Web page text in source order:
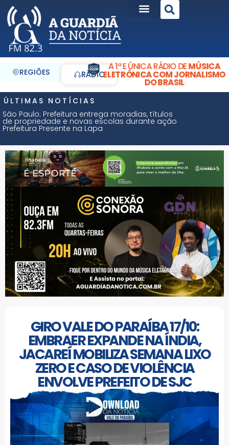
REGIÕES RÁDIO
A 1ª E ÚNICA RÁDIO DEMÚSICA
ELETRÔNICA COM JORNALISMO
DO BRASIL
ÚLTIMAS NOTÍCIAS
São Paulo: Prefeitura entrega moradias, títulos
de propriedade e novas escolas durante ação
Prefeitura Presente na Lapa
GIRO VALE DO PARAÍBA 17/10:
EMBRAER EXPANDE NA ÍNDIA,
JACAREÍ MOBILIZA SEMANA LIXO
ZERO E CASO DE VIOLÊNCIA
ENVOLVE PREFEITO DE SJC